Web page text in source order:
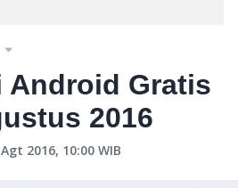
Android Gratis
2016
2016, 10:00 WIB